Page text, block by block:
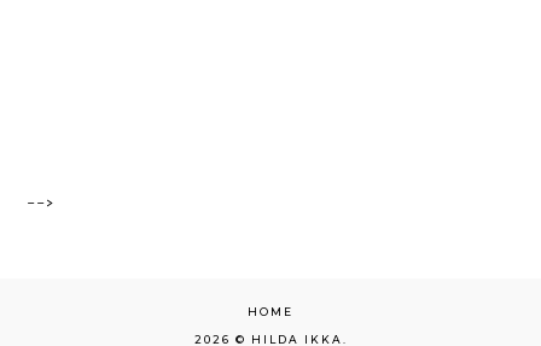
-->
HOME
2026 © HILDA IKKA